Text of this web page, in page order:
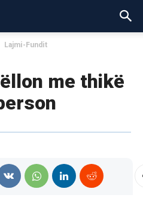
Lajmi-Fundit
me thikë